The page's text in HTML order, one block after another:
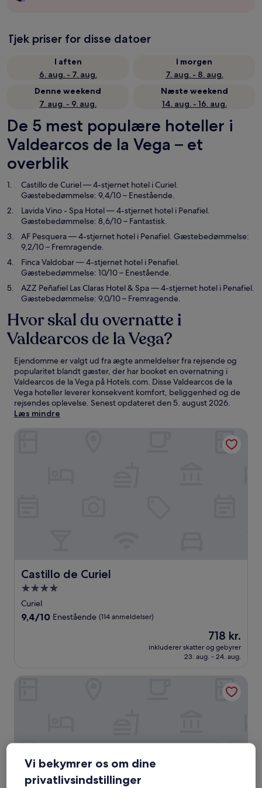
Tjek priser for disse datoer
I aften
6. aug. - 7. aug.
I morgen
7. aug. - 8. aug.
Denne weekend
7. aug. - 9. aug.
Næste weekend
14. aug. - 16. aug.
De 5 mest populære hoteller i
Valdearcos de la Vega – et
overblik
Castillo de Curiel— 4-stjernet hotel i Curiel.
Gæstebedømmelse: 9,4/10 – Enestående.
Lavida Vino - Spa Hotel— 4-stjernet hotel i Penafiel.
Gæstebedømmelse: 8,6/10 – Fantastisk.
AF Pesquera— 4-stjernet hotel i Penafiel. Gæstebedømmelse:
9,2/10 – Fremragende.
Finca Valdobar— 4-stjernet hotel i Penafiel.
Gæstebedømmelse: 10/10 – Enestående.
AZZ Peñafiel Las Claras Hotel & Spa— 4-stjernet hotel i Penafiel.
Gæstebedømmelse: 9,0/10 – Fremragende.
Hvor skal du overnatte i
Valdearcos de la Vega?
Ejendomme er valgt ud fra ægte anmeldelser fra rejsende og
popularitet blandt gæster, der har booket en overnatning i
Valdearcos de la Vega på Hotels.com. Disse Valdearcos de la
Vega hoteller leverer konsekvent komfort, beliggenhed og de
rejsendes oplevelse. Senest opdateret den5. august 2026.
Læs mindre
Castillo de Curiel
Castillo de Curiel
4.0-
stjernet
overnatningssted
Curiel
9.4
anmeldelser)
9,4/10 Enestående (114 anmeldelser)
Prisen
er
718 kr.
718 kr.
inkluderer skatter og gebyrer
23. aug. - 24. aug.
Vi bekymrer os om dine
privatlivsindstillinger